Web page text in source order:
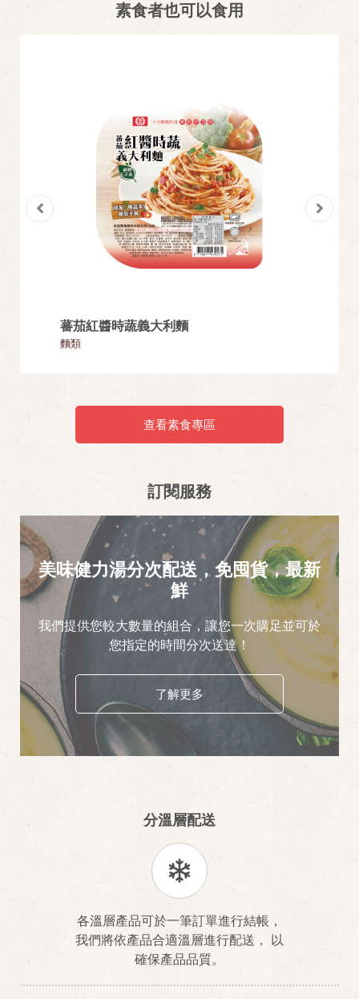
素食者也可以食用
蕃茄紅醬時蔬義大利麵
麵類
查看素食專區
訂閱服務
美味健力湯分次配送，免囤貨，最新
鮮
我們提供您較大數量的組合，讓您一次購足並可於
您指定的時間分次送達！
了解更多
分溫層配送
各溫層產品可於一筆訂單進行結帳，
我們將依產品合適溫層進行配送， 以
確保產品品質。